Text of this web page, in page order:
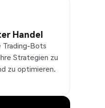
Handel
Trading-Bots
Strategien zu
zu optimieren.